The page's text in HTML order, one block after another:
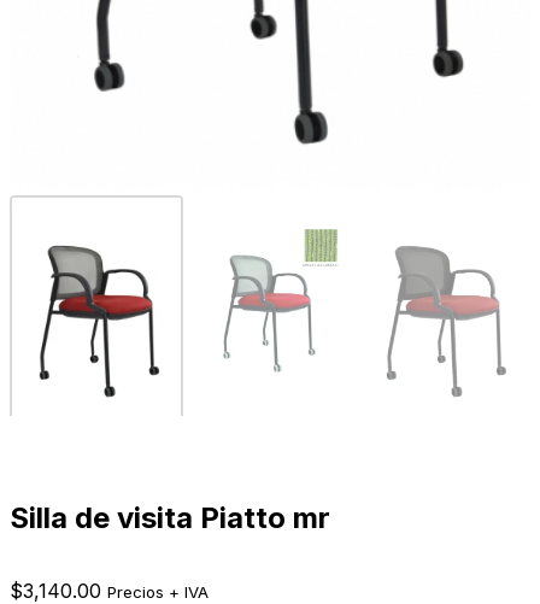
Silla de visita Piatto mr
$3,140.00 Precios + IVA